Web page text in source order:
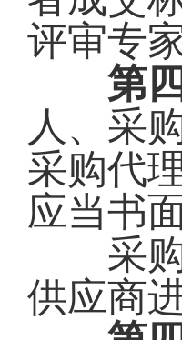
评审专
第
人、采
采购代
应当书
采购
供应商